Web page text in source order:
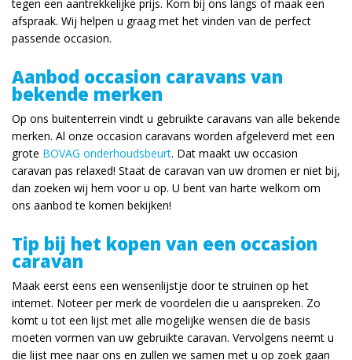
tegen een aantrekkelijke prijs. Kom bij ons langs of maak een
afspraak. Wij helpen u graag met het vinden van de perfect
passende occasion.
Aanbod occasion caravans van
bekende merken
Op ons buitenterrein vindt u gebruikte caravans van alle bekende
merken. Al onze occasion caravans worden afgeleverd met een
grote BOVAG onderhoudsbeurt. Dat maakt uw occasion
caravan pas relaxed! Staat de caravan van uw dromen er niet bij,
dan zoeken wij hem voor u op. U bent van harte welkom om
ons aanbod te komen bekijken!
Tip bij het kopen van een occasion
caravan
Maak eerst eens een wensenlijstje door te struinen op het
internet. Noteer per merk de voordelen die u aanspreken. Zo
komt u tot een lijst met alle mogelijke wensen die de basis
moeten vormen van uw gebruikte caravan. Vervolgens neemt u
die lijst mee naar ons en zullen we samen met u op zoek gaan